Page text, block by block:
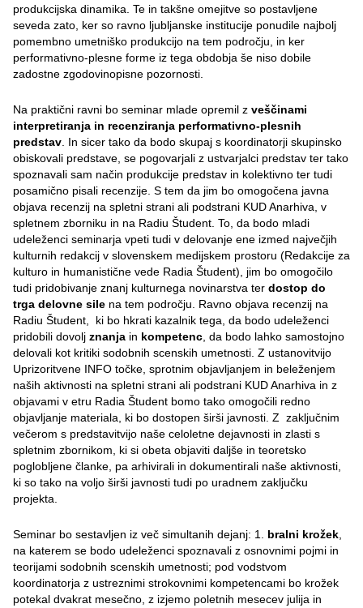
produkcijska dinamika. Te in takšne omejitve so postavljene
seveda zato, ker so ravno ljubljanske institucije ponudile najbolj
pomembno umetniško produkcijo na tem področju, in ker
performativno-plesne forme iz tega obdobja še niso dobile
zadostne zgodovinopisne pozornosti.
Na praktični ravni bo seminar mlade opremil z veščinami
interpretiranja in recenziranja performativno-plesnih
predstav . In sicer tako da bodo skupaj s koordinatorji skupinsko
obiskovali predstave, se pogovarjali z ustvarjalci predstav ter tako
spoznavali sam način produkcije predstav in kolektivno ter tudi
posamično pisali recenzije. S tem da jim bo omogočena javna
objava recenzij na spletni strani ali podstrani KUD Anarhiva, v
spletnem zborniku in na Radiu Študent. To, da bodo mladi
udeleženci seminarja vpeti tudi v delovanje ene izmed največjih
kulturnih redakcij v slovenskem medijskem prostoru (Redakcije za
kulturo in humanistične vede Radia Študent), jim bo omogočilo
tudi pridobivanje znanj kulturnega novinarstva ter dostop do
trga delovne sile na tem področju. Ravno objava recenzij na
Radiu Študent, ki bo hkrati kazalnik tega, da bodo udeleženci
pridobili dovolj znanja in kompetenc , da bodo lahko samostojno
delovali kot kritiki sodobnih scenskih umetnosti. Z ustanovitvijo
Uprizoritvene INFO točke, sprotnim objavljanjem in beleženjem
naših aktivnosti na spletni strani ali podstrani KUD Anarhiva in z
objavami v etru Radia Študent bomo tako omogočili redno
objavljanje materiala, ki bo dostopen širši javnosti. Z zaključnim
večerom s predstavitvijo naše celoletne dejavnosti in zlasti s
spletnim zbornikom, ki si obeta objaviti daljše in teoretsko
poglobljene članke, pa arhivirali in dokumentirali naše aktivnosti,
ki so tako na voljo širši javnosti tudi po uradnem zaključku
projekta.
Seminar bo sestavljen iz več simultanih dejanj: 1. bralni krožek
na katerem se bodo udeleženci spoznavali z osnovnimi pojmi in
teorijami sodobnih scenskih umetnosti; pod vodstvom
koordinatorja z ustreznimi strokovnimi kompetencami bo krožek
potekal dvakrat mesečno, z izjemo poletnih mesecev julija in